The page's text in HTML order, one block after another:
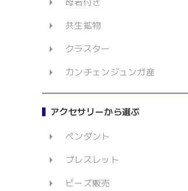
母岩付き
共生鉱物
クラスター
カンチェンジュンガ産
アクセサリーから選ぶ
ペンダント
ブレスレット
ビーズ販売